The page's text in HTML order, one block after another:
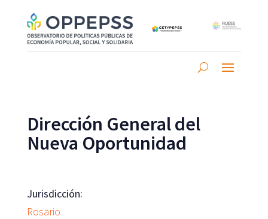
Dirección General del
Nueva Oportunidad
Jurisdicción:
Rosario